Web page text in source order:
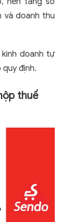
và doanh thu
doanh tự
định.
thuế